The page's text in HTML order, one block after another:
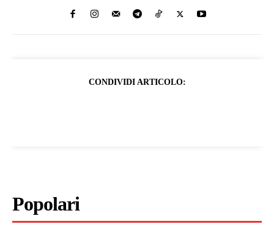
CONDIVIDI ARTICOLO:
Popolari